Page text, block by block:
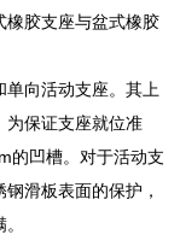
橡胶支座与盆式橡胶
单向活动支座。其上
为保证支座就位准
的凹槽。对于活动支
滑板表面的保护，